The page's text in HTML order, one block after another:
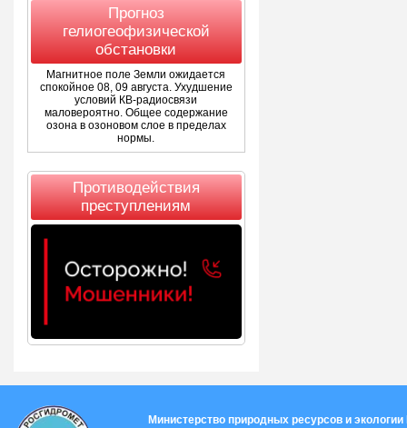
Прогноз
гелиогеофизической
обстановки
Магнитное поле Земли ожидается
спокойное 08, 09 августа. Ухудшение
условий КВ-радиосвязи
маловероятно. Общее содержание
озона в озоновом слое в пределах
нормы.
Противодействия
преступлениям
Министерство природных ресурсов и